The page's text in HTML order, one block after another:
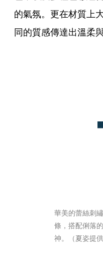
的氣氛。更在材質上
同的質感傳達出溫柔
華美的蕾絲刺
條，搭配俐落
神。（夏姿提供